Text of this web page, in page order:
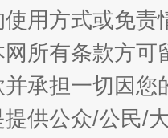
用方式或免责
所有条款方
承担一切因
供公众/公民/